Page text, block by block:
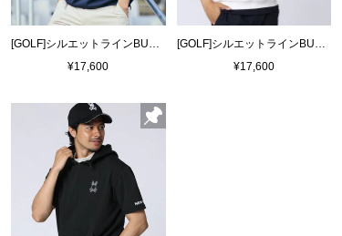
[GOLF]シルエットラインBUNNY 半袖パーカ
¥17,600
[GOLF]シルエットラインBUNNY 半袖パーカ
¥17,600